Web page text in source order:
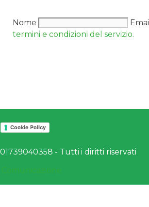
Nome Email
termini e condizioni del servizio.
Cookie Policy
- Tutti i diritti riservati
Comunicazione